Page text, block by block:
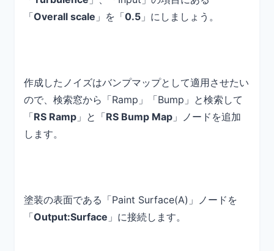
「Overall scale 」を「0.5 」にしましょう。
作成したノイズはバンプマップとして適用させたい
ので、検索窓から「Ramp」「Bump」と検索して
「RS Ramp 」と「RS Bump Map 」ノードを追加
します。
塗装の表面である「Paint Surface(A)」ノードを
「Output:Surface 」に接続します。